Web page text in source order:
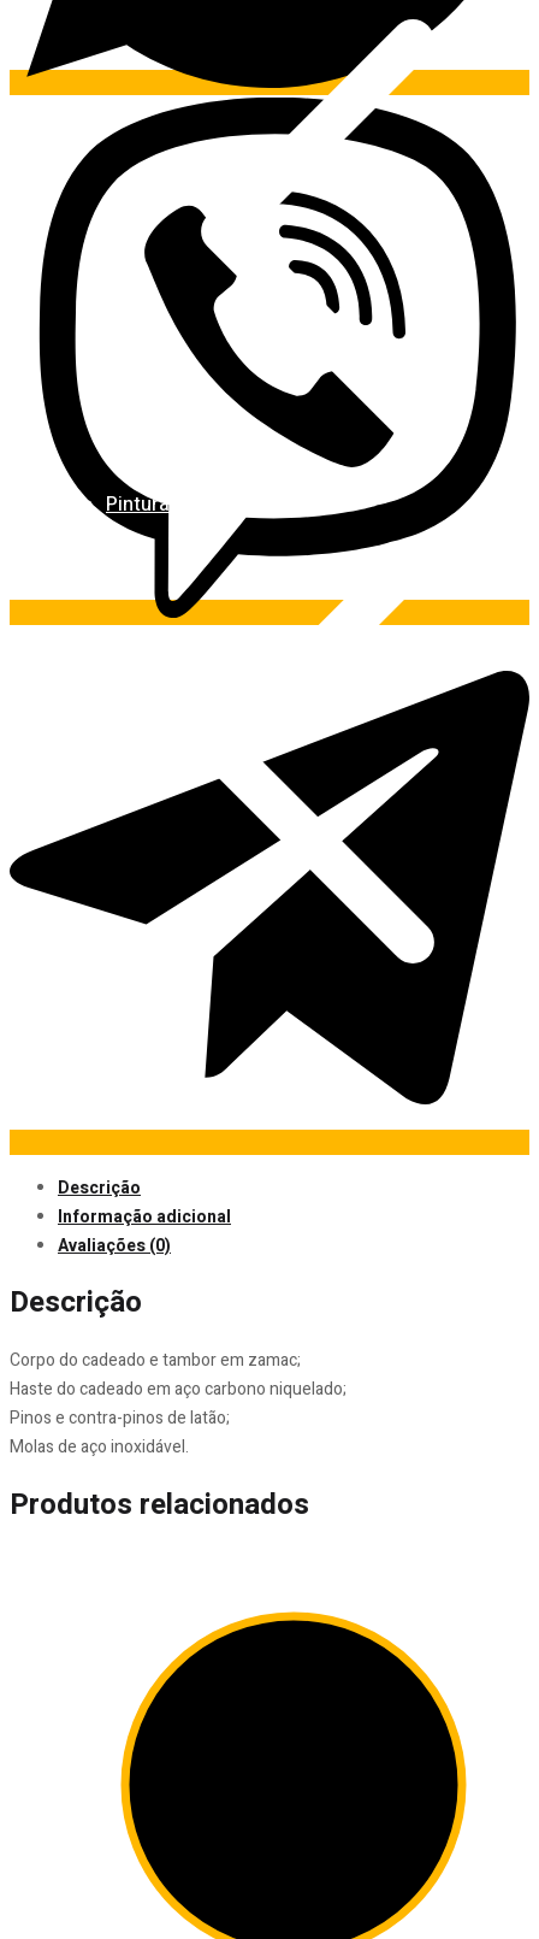
Pintura
Descrição
Informação adicional
Avaliações (0)
Descrição
Corpo do cadeado e tambor em zamac;
Haste do cadeado em aço carbono niquelado;
Pinos e contra-pinos de latão;
Molas de aço inoxidável.
Produtos relacionados